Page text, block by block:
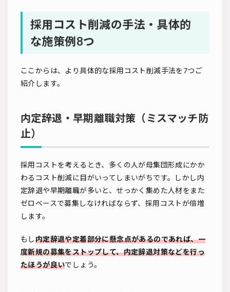
採用コスト削減の手法・具体的
な施策例8つ
ここからは、より具体的な採用コスト削減手法を7つご
紹介します。
内定辞退・早期離職対策（ミスマッチ防
止）
採用コストを考えるとき、多くの人が母集団形成にかか
わるコスト削減に目がいってしまいがちです。しかし内
定辞退や早期離職が多いと、せっかく集めた人材をまた
ゼロベースで募集しなければならず、採用コストが倍増
します。
もし内定辞退や定着部分に懸念点があるのであれば、一
度新規の募集をストップして、内定辞退対策などを行っ
たほうが良いでしょう。